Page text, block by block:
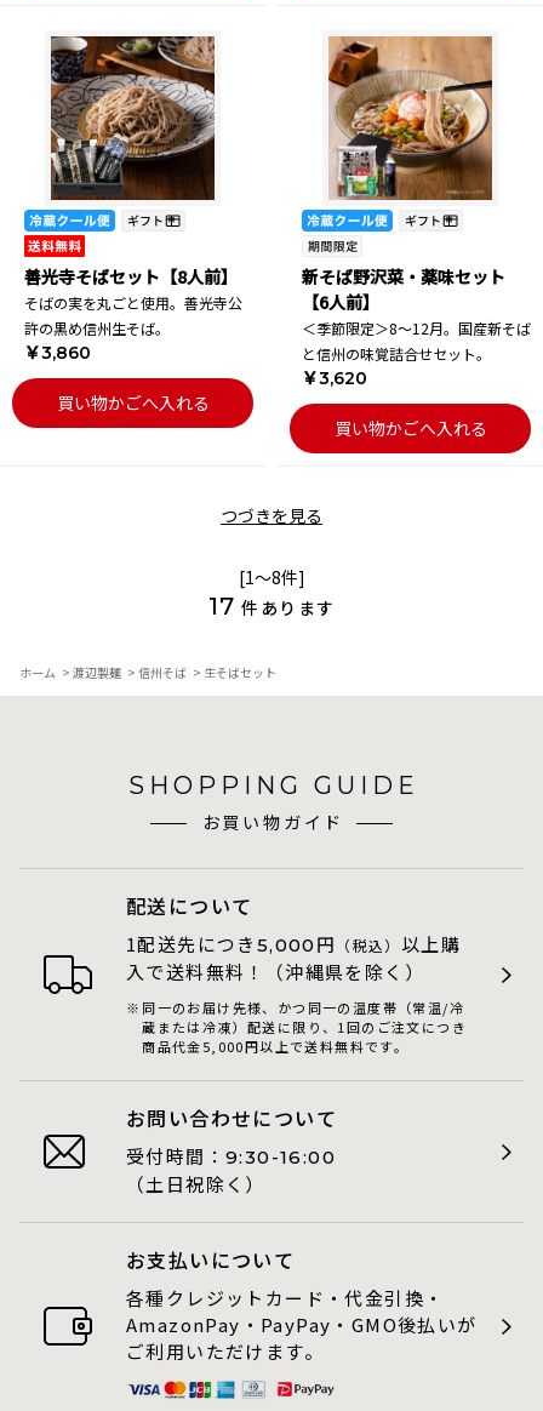
善光寺そばセット【8人前】
そばの実を丸ごと使用。善光寺公
許の黒め信州生そば。
￥3,860
買い物かごへ入れる
新そば野沢菜・薬味セット
【6人前】
＜季節限定＞8～12月。国産新そば
と信州の味覚詰合せセット。
￥3,620
買い物かごへ入れる
つづきを見る
[1～8件]
17 件あります
ホーム > 渡辺製麺 > 信州そば > 生そばセット
SHOPPING GUIDE
お買い物ガイド
配送について
1配送先につき 5,000 円 （税込） 以上購
入で送料無料！（沖縄県を除く）
同一のお届け先様、かつ同一の温度帯（常温/冷
蔵または冷凍）配送に限り、1回のご注文につき
商品代金5,000円以上で送料無料です。
お問い合わせについて
受付時間： 9:30-16:00
（土日祝除く）
お支払いについて
各種クレジットカード・代金引換・
AmazonPay・PayPay・GMO後払いが
ご利用いただけます。